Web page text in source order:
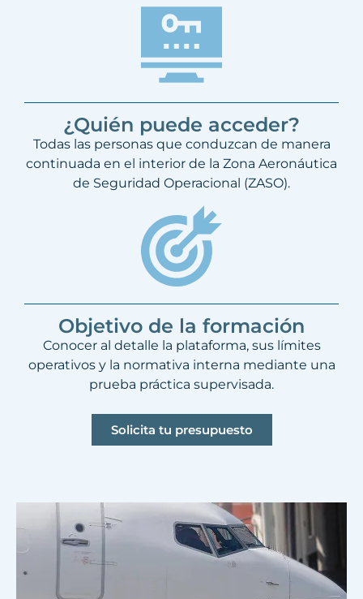
¿Quién puede acceder?
Todas las personas que conduzcan de manera
continuada en el interior de la Zona Aeronáutica
de Seguridad Operacional (ZASO).
Objetivo de la formación
Conocer al detalle la plataforma, sus límites
operativos y la normativa interna mediante una
prueba práctica supervisada.
Solicita tu presupuesto